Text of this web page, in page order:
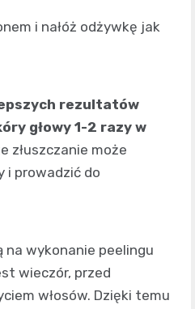
i nałóż odżywkę jak
rezultatów
głowy 1-2 razy w
złuszczanie może
i prowadzić do
na wykonanie peelingu
wieczór, przed
włosów. Dzięki temu